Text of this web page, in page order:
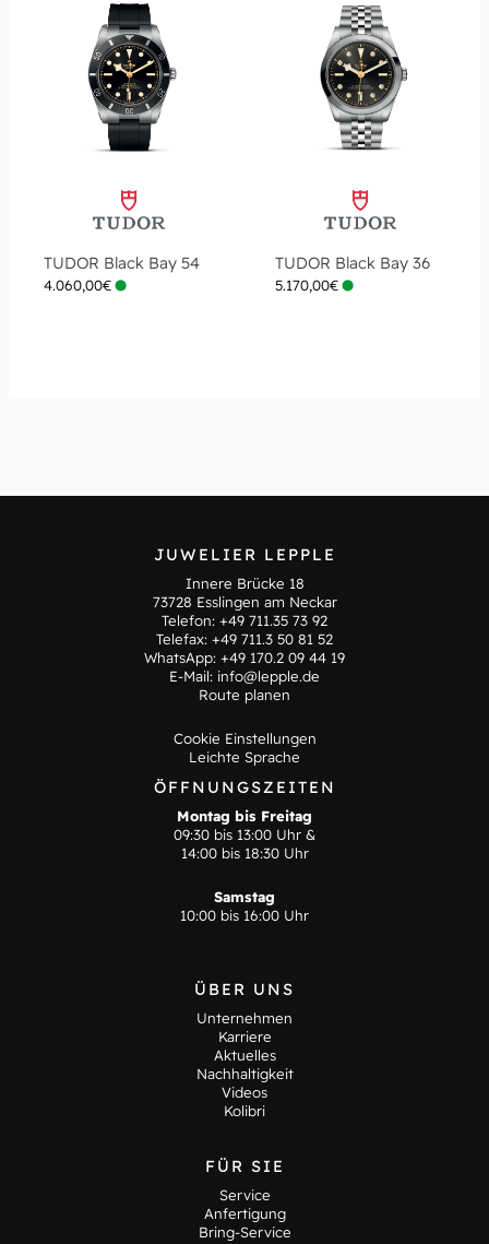
TUDOR Black Bay 54
4.060,00€
TUDOR Black Bay 36
5.170,00€
JUWELIER LEPPLE
Innere Brücke 18
73728 Esslingen am Neckar
Telefon: +49 711.35 73 92
Telefax: +49 711.3 50 81 52
WhatsApp: +49 170.2 09 44 19
E-Mail: info@lepple.de
Route planen
Cookie Einstellungen
Leichte Sprache
ÖFFNUNGSZEITEN
Montag bis Freitag
09:30 bis 13:00 Uhr &
14:00 bis 18:30 Uhr
Samstag
10:00 bis 16:00 Uhr
ÜBER UNS
Unternehmen
Karriere
Aktuelles
Nachhaltigkeit
Videos
Kolibri
FÜR SIE
Service
Anfertigung
Bring-Service